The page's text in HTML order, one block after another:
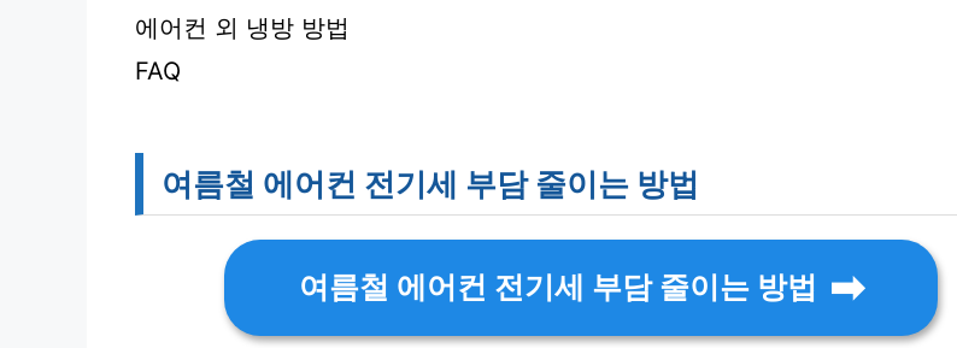
에어컨 외 냉방 방법
FAQ
여름철 에어컨 전기세 부담 줄이는 방법
여름철 에어컨 전기세 부담 줄이는 방법